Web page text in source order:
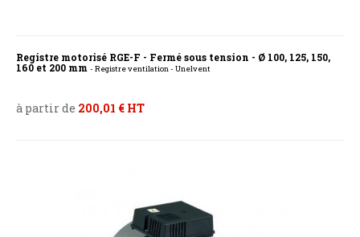
Registre motorisé RGE-F - Fermé sous tension - Ø 100, 125, 150,
160 et 200 mm - Registre ventilation - Unelvent
à partir de 200,01 € HT